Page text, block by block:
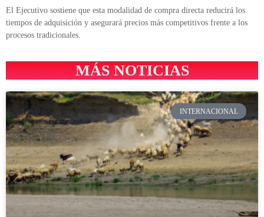
El Ejecutivo sostiene que esta modalidad de compra directa reducirá los
tiempos de adquisición y asegurará precios más competitivos frente a los
procesos tradicionales.
MÁS NOTICIAS
INTERNACIONAL